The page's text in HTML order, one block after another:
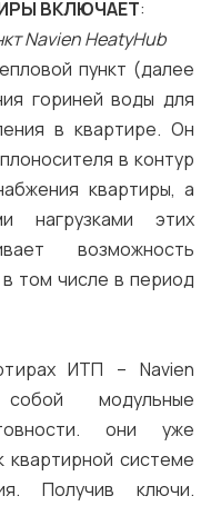
ВКЛЮЧАЕТ:
Navien HeatyHub
пункт (далее
гориней воды для
в квартире. Он
в контур
квартиры, а
нагрузками этих
возможность
том числе в период
ИТП – Navien
модульные
они уже
системе
Получив ключи.